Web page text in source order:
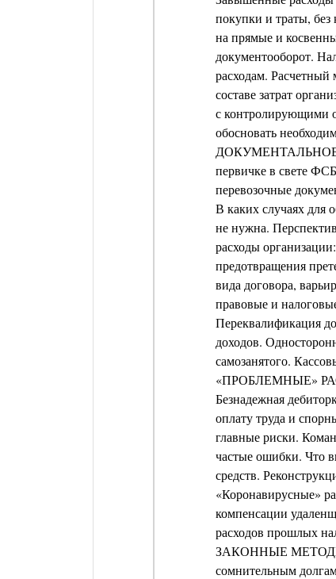
покупки и траты, без
на прямые и
документооборот.
расходам.
составе затрат
с контролирующими
обосновать
ДОКУМЕНТАЛЬНОЕ
первичке в свете
перевозочные
В каких случаях для
не нужна.
расходы
предотвращения
вида договора,
правовые и
Переквалификация
доходов.
самозанятого.
«ПРОБЛЕМНЫЕ»
Безнадежная
оплату труда и
главные риски.
частые ошибки. Что
средств.
«Коронавирусные»
компенсации
расходов прошлых
ЗАКОННЫЕ МЕТОДЫ
сомнительным